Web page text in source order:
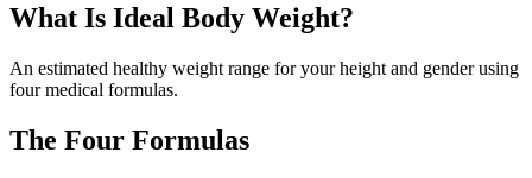
What Is Ideal Body Weight?
An estimated healthy weight range for your height and gender using
four medical formulas.
The Four Formulas